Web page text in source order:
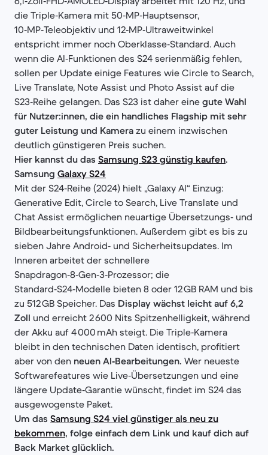
die Triple‑Kamera mit 50‑MP‑Hauptsensor,
10‑MP‑Teleobjektiv und 12‑MP‑Ultraweitwinkel
entspricht immer noch Oberklasse‑Standard. Auch
wenn die AI‑Funktionen des S24 serienmäßig fehlen,
sollen per Update einige Features wie Circle to Search,
Live Translate, Note Assist und Photo Assist auf die
S23‑Reihe gelangen. Das S23 ist daher eine gute Wahl
für Nutzer:innen, die ein handliches Flagship mit sehr
guter Leistung und Kamera zu einem inzwischen
deutlich günstigeren Preis suchen.
Hier kannst du das Samsung S23 günstig kaufen.
Samsung Galaxy S24
Mit der S24‑Reihe (2024) hielt „Galaxy AI“ Einzug:
Generative Edit, Circle to Search, Live Translate und
Chat Assist ermöglichen neuartige Übersetzungs‑ und
Bildbearbeitungsfunktionen. Außerdem gibt es bis zu
sieben Jahre Android‑ und Sicherheitsupdates. Im
Inneren arbeitet der schnellere
Snapdragon‑8‑Gen‑3‑Prozessor; die
Standard‑S24‑Modelle bieten 8 oder 12 GB RAM und bis
zu 512 GB Speicher. Das Display wächst leicht auf 6,2
Zoll und erreicht 2 600 Nits Spitzenhelligkeit, während
der Akku auf 4 000 mAh steigt. Die Triple‑Kamera
bleibt in den technischen Daten identisch, profitiert
aber von den neuen AI‑Bearbeitungen. Wer neueste
Softwarefeatures wie Live‑Übersetzungen und eine
längere Update‑Garantie wünscht, findet im S24 das
ausgewogenste Paket.
Um das Samsung S24 viel günstiger als neu zu
bekommen, folge einfach dem Link und kauf dich auf
Back Market glücklich.